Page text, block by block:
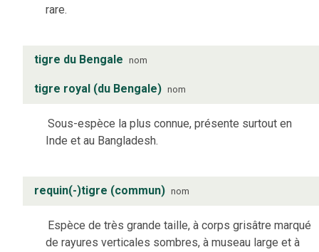
rare.
tigre du Bengale nom
tigre royal (du Bengale) nom
Sous-espèce la plus connue, présente surtout en
Inde et au Bangladesh.
requin(-)tigre (commun) nom
Espèce de très grande taille, à corps grisâtre marqué
de rayures verticales sombres, à museau large et à